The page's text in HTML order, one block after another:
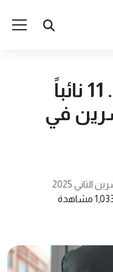
رغم آلاف الأصوات.. 11 نائباً
في
مشاهدة